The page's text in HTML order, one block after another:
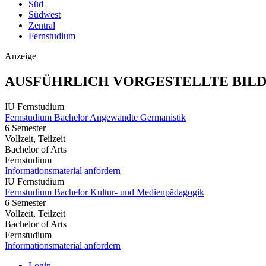
Süd
Südwest
Zentral
Fernstudium
Anzeige
AUSFÜHRLICH VORGESTELLTE
IU Fernstudium
Fernstudium Bachelor Angewandte Germanistik
6 Semester
Vollzeit, Teilzeit
Bachelor of Arts
Fernstudium
Informationsmaterial anfordern
IU Fernstudium
Fernstudium Bachelor Kultur- und Medienpädagogik
6 Semester
Vollzeit, Teilzeit
Bachelor of Arts
Fernstudium
Informationsmaterial anfordern